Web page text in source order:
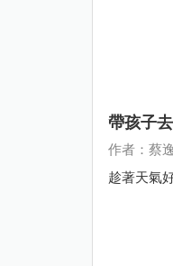
帶孩子
作者：蔡
趁著天氣